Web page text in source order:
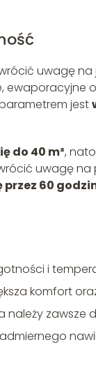
uwagę
ewaporacyjne
jest
do 40 m²,
uwagę
60
i
komfort
należy zawsze